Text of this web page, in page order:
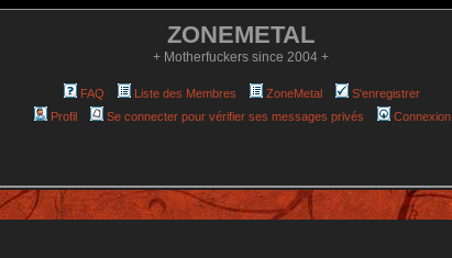
ZONEMETAL
+ Motherfuckers since 2004 +
FAQ Liste des Membres ZoneMetal
S'enregistrer
Profil
Se connecter pour vérifier ses messages privés Connexion